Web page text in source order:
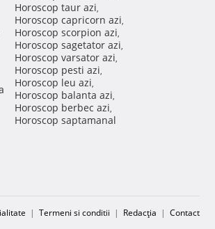
Horoscop taur azi,
Horoscop capricorn azi,
Horoscop scorpion azi,
Horoscop sagetator azi,
Horoscop varsator azi,
Horoscop pesti azi,
Horoscop leu azi,
Horoscop balanta azi,
Horoscop berbec azi,
Horoscop saptamanal
| Termeni si conditii | Redacţia | Contact